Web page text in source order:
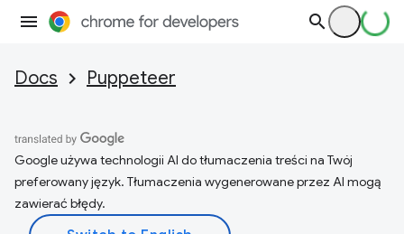
Docs Puppeteer
Google używa technologii AI do tłumaczenia treści na Twój
preferowany język. Tłumaczenia wygenerowane przez AI mogą
zawierać błędy.